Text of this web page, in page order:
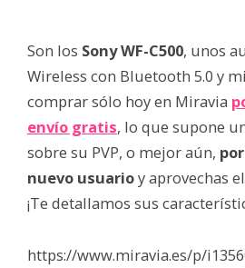
Son los Sony WF-C500, unos
Wireless con Bluetooth 5.0 y
comprar sólo hoy en Miravia
envío gratis, lo que supone
sobre su PVP, o mejor aún,
nuevo usuarioy aprovechas
¡Te detallamos sus
https://www.miravia.es/p/